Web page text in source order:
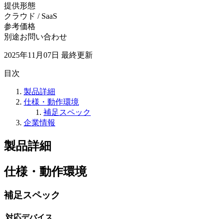
提供形態
クラウド / SaaS
参考価格
別途お問い合わせ
2025年11月07日 最終更新
目次
製品詳細
仕様・動作環境
補足スペック
企業情報
製品詳細
仕様・動作環境
補足スペック